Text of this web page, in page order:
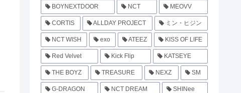
BOYNEXTDOOR NCT MEOVV
CORTIS ALLDAY PROJECT ミン・ヒジン
NCT WISH exo ATEEZ KISS OF LIFE
Red Velvet Kick Flip KATSEYE
THE BOYZ TREASURE NEXZ SM
G-DRAGON NCT DREAM SHINee